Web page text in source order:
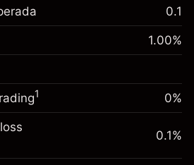
total de la
%
(-€10.96)
con apalancamiento
~ $
€1,000.00
total de la
-0.01096
con apalancamiento
~ $
0.1
1.00%
1 0%
0.1%